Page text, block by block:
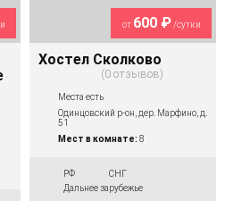
от 600 ₽/сутки
Хостел Сколково
0 отзывов
Места есть
Одинцовский р-он, дер. Марфино, д.
51
Мест в комнате: 8
РФ
СНГ
Дальнее зарубежье